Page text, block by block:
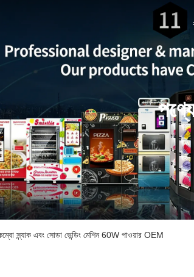
স্ন্যাক এবং সোডা ভেন্ডিং মেশিন 60W পাওয়ার OEM